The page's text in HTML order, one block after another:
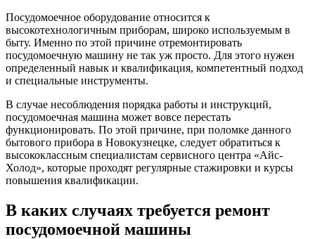
Посудомоечное оборудование относится к
высокотехнологичным приборам, широко используемым в
быту. Именно по этой причине отремонтировать
посудомоечную машину не так уж просто. Для этого нужен
определенный навык и квалификация, компетентный подход
и специальные инструменты.
В случае несоблюдения порядка работы и инструкций,
посудомоечная машина может вовсе перестать
функционировать. По этой причине, при поломке данного
бытового прибора в Новокузнецке, следует обратиться к
высококлассным специалистам сервисного центра «Айс-
Холод», которые проходят регулярные стажировки и курсы
повышения квалификации.
В каких случаях требуется ремонт
посудомоечной машины